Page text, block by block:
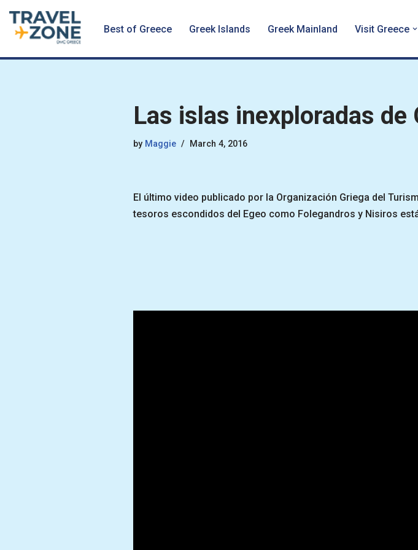
Skip
Best of Greece Greek Islands Greek Mainland Visit Greece
Las islas inexploradas de
by Maggie March 4, 2016
El último video publicado por la Organización Griega del
tesoros escondidos del Egeo como Folegandros y Nisiros